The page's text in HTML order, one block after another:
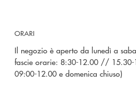
ORARI
Il negozio è aperto da lunedì a
fascie orarie: 8:30-12.00 // 15.30-
09:00-12.00 e domenica chiuso)